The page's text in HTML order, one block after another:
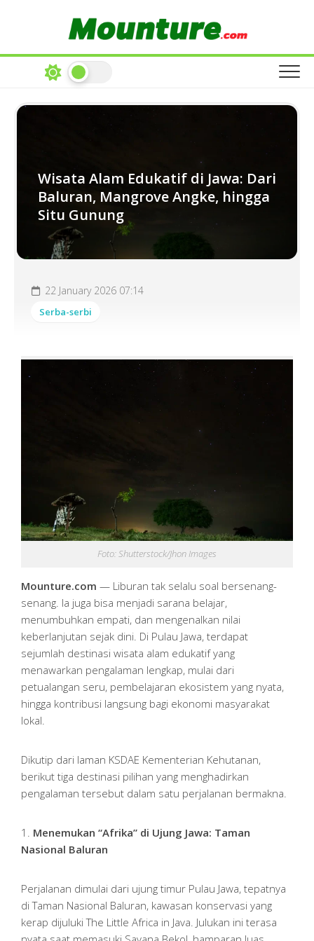
Wisata Alam Edukatif di Jawa: Dari
Baluran, Mangrove Angke, hingga
Situ Gunung
22 January 2026 07:14
Serba-serbi
Foto: Shutterstock/Jhon Images
Mounture.com — Liburan tak selalu soal bersenang-
senang. Ia juga bisa menjadi sarana belajar,
menumbuhkan empati, dan mengenalkan nilai
keberlanjutan sejak dini. Di Pulau Jawa, terdapat
sejumlah destinasi wisata alam edukatif yang
menawarkan pengalaman lengkap, mulai dari
petualangan seru, pembelajaran ekosistem yang nyata,
hingga kontribusi langsung bagi ekonomi masyarakat
lokal.
Dikutip dari laman KSDAE Kementerian Kehutanan,
berikut tiga destinasi pilihan yang menghadirkan
pengalaman tersebut dalam satu perjalanan bermakna.
1. Menemukan “Afrika” di Ujung Jawa: Taman
Nasional Baluran
Perjalanan dimulai dari ujung timur Pulau Jawa, tepatnya
di Taman Nasional Baluran, kawasan konservasi yang
kerap dijuluki The Little Africa in Java. Julukan ini terasa